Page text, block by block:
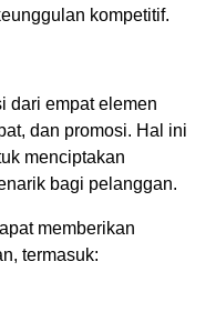
kompetitif.
dari empat elemen
dan promosi. Hal ini
menciptakan
bagi pelanggan.
memberikan
termasuk: